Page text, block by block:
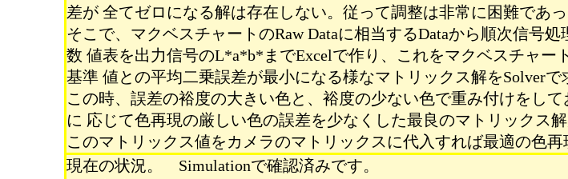
差が 全てゼロになる解は存在しない。従って調整は非常に困難であっ
そこで、マクベスチャートのRaw Dataに相当するDataから順次信号処
数 値表を出力信号のL*a*b*までExcelで作り、これをマクベスチャー
基準 値との平均二乗誤差が最小になる様なマトリックス解をSolverで
この時、誤差の裕度の大きい色と、裕度の少ない色で重み付けをし
に 応じて色再現の厳しい色の誤差を少なくした最良のマトリックス解
このマトリックス値をカメラのマトリックスに代入すれば最適の色再
現在の状況。 Simulationで確認済みです。